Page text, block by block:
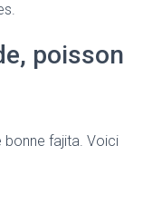
poisson
fajita. Voici